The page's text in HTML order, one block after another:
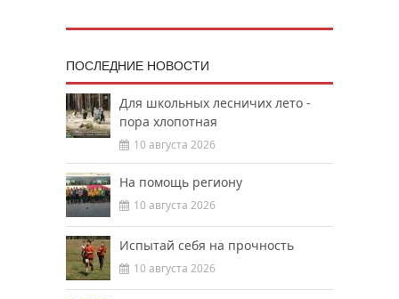
ПОСЛЕДНИЕ НОВОСТИ
Для школьных лесничих лето -
пора хлопотная
10 августа 2026
На помощь региону
10 августа 2026
Испытай себя на прочность
10 августа 2026